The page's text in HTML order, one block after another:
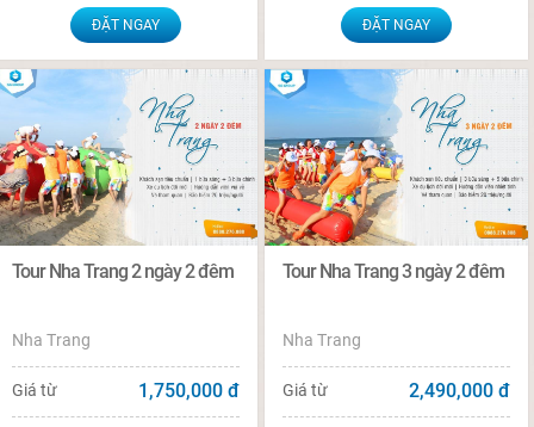
ĐẶT NGAY ĐẶT NGAY
Tour Nha Trang 2 ngày 2 đêm
Nha Trang
Giá từ 1,750,000 đ
Tour Nha Trang 3 ngày 2 đêm
Nha Trang
Giá từ 2,490,000 đ